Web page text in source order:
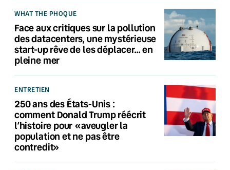
WHAT THE PHOQUE
Face aux critiques sur la pollution
des datacenters, une mystérieuse
start-up rêve de les déplacer… en
pleine mer
ENTRETIEN
250 ans des États-Unis :
comment Donald Trump réécrit
l’histoire pour «aveugler la
population et ne pas être
contredit»